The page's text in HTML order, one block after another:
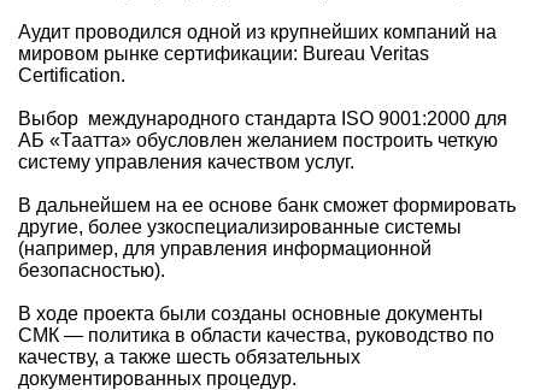
Аудит проводился одной из крупнейших компаний на
мировом рынке сертификации: Bureau Veritas
Certification.
Выбор международного стандарта ISO 9001:2000 для
АБ «Таатта» обусловлен желанием построить четкую
систему управления качеством услуг.
В дальнейшем на ее основе банк сможет формировать
другие, более узкоспециализированные системы
(например, для управления информационной
безопасностью).
В ходе проекта были созданы основные документы
СМК — политика в области качества, руководство по
качеству, а также шесть обязательных
документированных процедур.